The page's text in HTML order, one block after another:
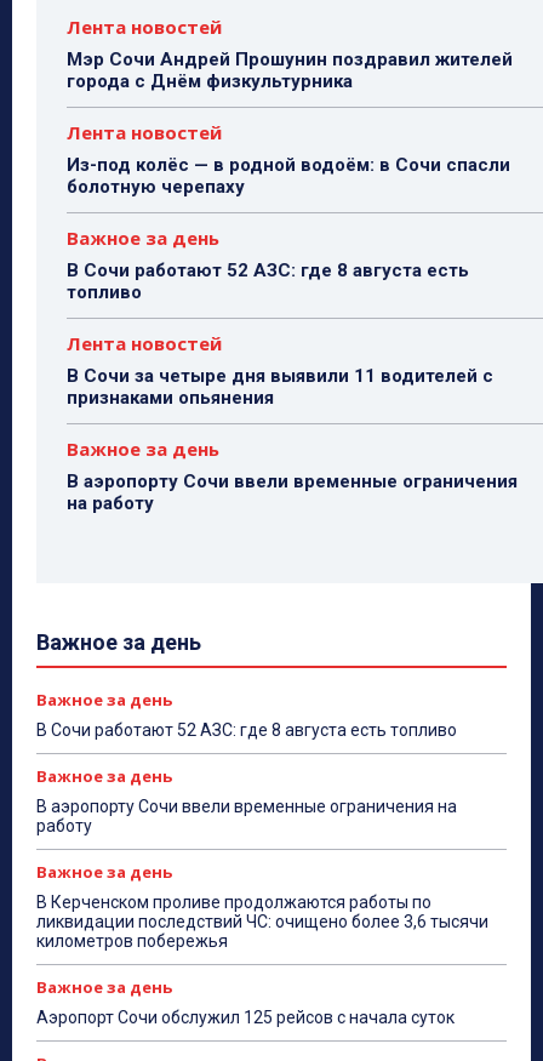
Лента новостей
Мэр Сочи Андрей Прошунин поздравил жителей
города с Днём физкультурника
Лента новостей
Из-под колёс — в родной водоём: в Сочи спасли
болотную черепаху
Важное за день
В Сочи работают 52 АЗС: где 8 августа есть
топливо
Лента новостей
В Сочи за четыре дня выявили 11 водителей с
признаками опьянения
Важное за день
В аэропорту Сочи ввели временные ограничения
на работу
Важное за день
Важное за день
В Сочи работают 52 АЗС: где 8 августа есть топливо
Важное за день
В аэропорту Сочи ввели временные ограничения на
работу
Важное за день
В Керченском проливе продолжаются работы по
ликвидации последствий ЧС: очищено более 3,6 тысячи
километров побережья
Важное за день
Аэропорт Сочи обслужил 125 рейсов с начала суток